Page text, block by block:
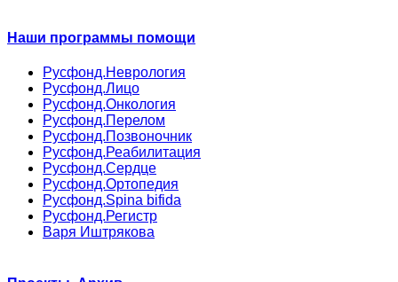
Наши программы помощи
Русфонд.Неврология
Русфонд.Лицо
Русфонд.Онкология
Русфонд.Перелом
Русфонд.Позвоночник
Русфонд.Реабилитация
Русфонд.Сердце
Русфонд.Ортопедия
Русфонд.Spina bifida
Русфонд.Регистр
Варя Иштрякова